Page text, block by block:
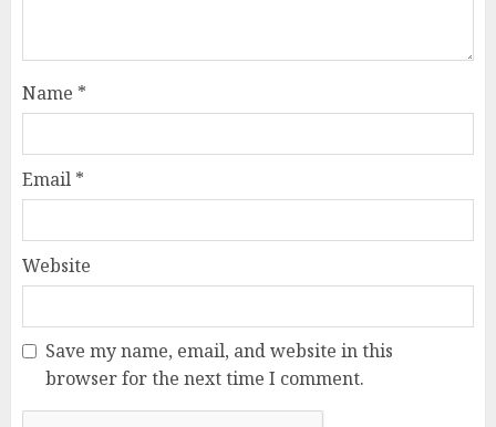
Name *
Email *
Website
Save my name, email, and website in this
browser for the next time I comment.